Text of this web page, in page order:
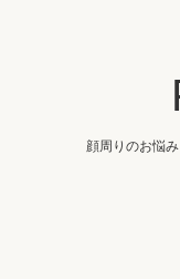
顔周りのお悩